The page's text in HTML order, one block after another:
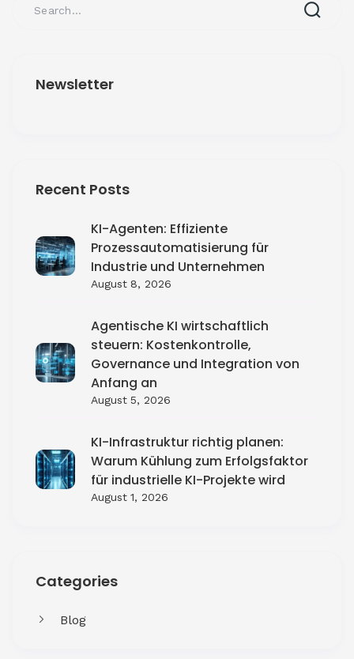
Newsletter
Recent Posts
KI-Agenten: Effiziente
Prozessautomatisierung für
Industrie und Unternehmen
August 8, 2026
Agentische KI wirtschaftlich
steuern: Kostenkontrolle,
Governance und Integration von
Anfang an
August 5, 2026
KI-Infrastruktur richtig planen:
Warum Kühlung zum Erfolgsfaktor
für industrielle KI-Projekte wird
August 1, 2026
Categories
Blog